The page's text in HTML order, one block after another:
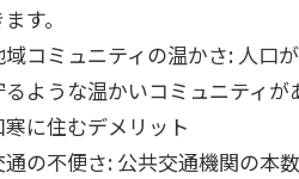
す。
域コミュニティの温かさ: 人口
るような温かいコミュニティが
寒に住むデメリット
通の不便さ: 公共交通機関の本